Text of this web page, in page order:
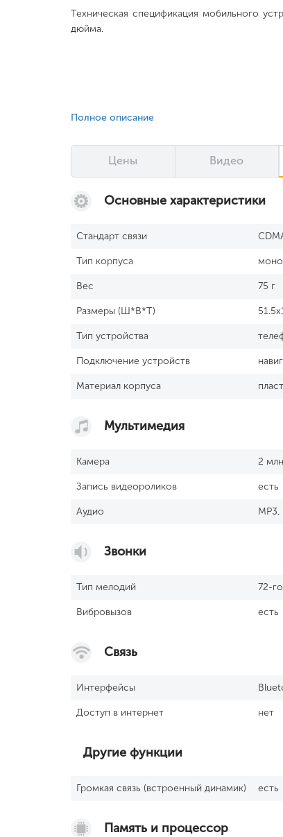
Техническая спецификация мобильного
дюйма.
Полное описание
Цены Видео
Основные характеристики
Стандарт связи
Тип корпуса
Вес 75 г
Размеры (Ш*В*Т)
Тип устройства
Подключение устройств
Материал корпуса
Мультимедия
Камера 2
Запись видеороликов есть
Аудио
Звонки
Тип мелодий 72-
Вибровызов есть
Связь
Интерфейсы
Доступ в интернет нет
Другие функции
Громкая связь (встроенный динамик) есть
Память и процессор